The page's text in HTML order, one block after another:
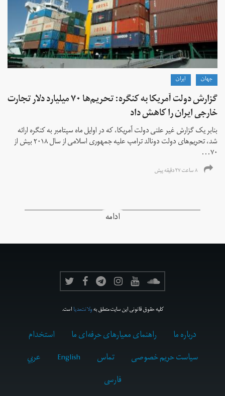
جهان ايران
گزارش دولت آمریکا به کنگره: تحریم‌ها ۷۰ میلیارد دلار تجارت
خارجی ایران را کاهش داد
بنابر یک گزارش غیر علنی دولت آمریکا، که در اوایل ماه سپتامبر به کنگره ارائه
شد، تحریم‌های دولت دونالد ترامپ علیه جمهوری اسلامی از سال ۲۰۱۸ بیش از
۷۰...
۸ ساعت ۲۷ دقیقه پیش
ادامه
کلیه حقوق قانونی این سایت متعلق بهولانت‌مدیااست.
درباره ما راهنمای معیارهای حرفه‌ای ما
استخدام
سیاست حریم خصوصی
تماس English
عربي
فارسى